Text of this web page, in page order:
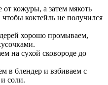
кожуры, а затем мякоть
коктейль не получился
хорошо промываем,
на сухой сковороде до
в блендер и взбиваем с
соли.